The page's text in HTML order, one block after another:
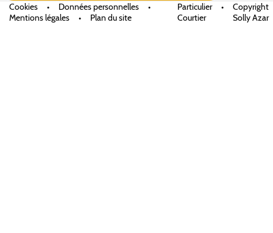
Cookies • Données personnelles
•
Mentions légales
• Plan du site
Particulier
•
Courtier
Copyright
Solly Azar